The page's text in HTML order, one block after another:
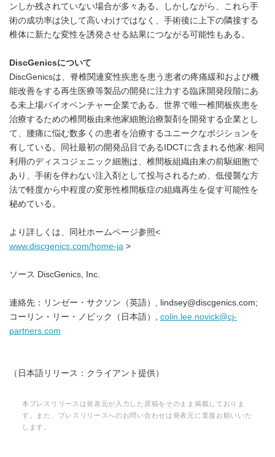
ンしか残されていない場合が多々ある。しかしながら、これら手
術の成功率は決して高いわけではなく、手術後に上下の隣接する
椎体に新たな変性を誘発させる結果につながる可能性もある。
DiscGenicsについて
DiscGenicsは、脊椎関連変性疾患を患う患者の疼痛緩和および機
能改善をする再生医療等製品の開発に注力する臨床開発段階にあ
る未上場バイオベンチャー企業である。世界で唯一椎間板疾患を
治療するための椎間板由来他家細胞治療製剤を開発する企業とし
て、腰痛に悩む数多くの患者を治療するユニークなポジションを
有している。同社最初の開発品目であるIDCTに含まれる他家·相同
利用のディスコジェニック細胞は、椎間板組織由来の前駆細胞で
あり、手術を伴わない注入剤として投与されるため、低侵襲な方
法で軽度から中程度の変形性椎間板症の組織再生を促す可能性を
秘めている。
より詳しくは、同社ホームページ参照<
www.discgenics.com/home-ja >
ソース DiscGenics, Inc.
連絡先：リンゼー・サクソン（英語）, lindsey@discgenics.com;
コーリン・リー・ノビック（日本語）, colin.lee.novick@cj-
partners.com
（日本語リリース：クライアント提供）
本プレスリリースは発表元が入力した原稿をそのまま掲載しておりま
す。また、プレスリリースへのお問い合わせは発表元に直接お願いいた
します。